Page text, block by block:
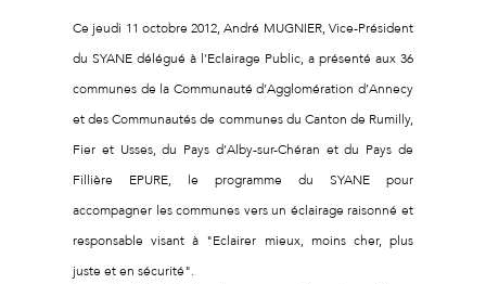
Ce jeudi 11 octobre 2012, André MUGNIER, Vice-Président
du SYANE délégué à l’Eclairage Public, a présenté aux 36
communes de la Communauté d’Agglomération d’Annecy
et des Communautés de communes du Canton de Rumilly,
Fier et Usses, du Pays d’Alby-sur-Chéran et du Pays de
Fillière EPURE, le programme du SYANE pour
accompagner les communes vers un éclairage raisonné et
responsable visant à "Eclairer mieux, moins cher, plus
juste et en sécurité".